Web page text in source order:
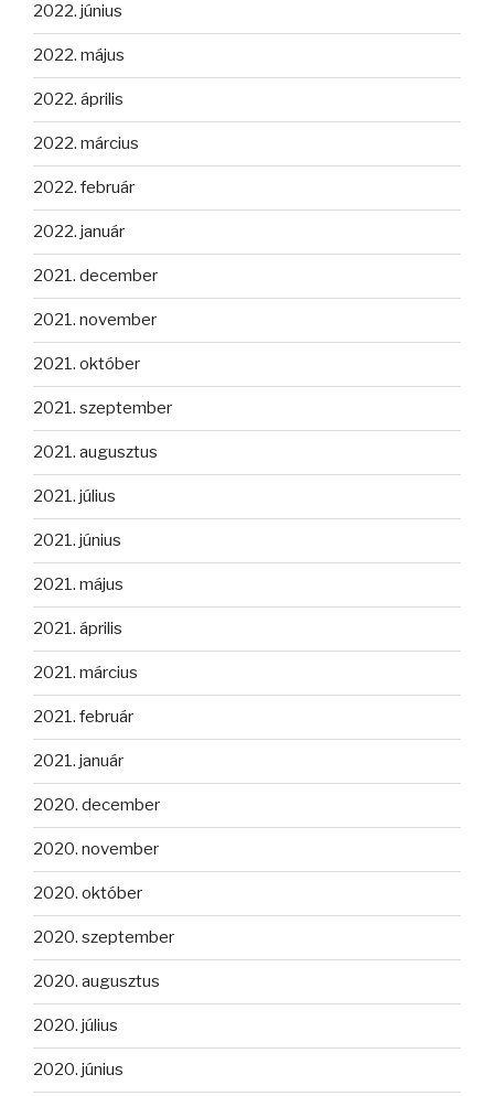
2022. június
2022. május
2022. április
2022. március
2022. február
2022. január
2021. december
2021. november
2021. október
2021. szeptember
2021. augusztus
2021. július
2021. június
2021. május
2021. április
2021. március
2021. február
2021. január
2020. december
2020. november
2020. október
2020. szeptember
2020. augusztus
2020. július
2020. június